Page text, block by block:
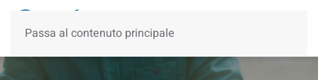
Passa al contenuto principale